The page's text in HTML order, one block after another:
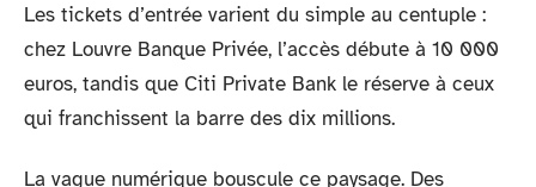
Les tickets d’entrée varient du simple au centuple :
chez Louvre Banque Privée, l’accès débute à 10 000
euros, tandis que Citi Private Bank le réserve à ceux
qui franchissent la barre des dix millions.
La vague numérique bouscule ce paysage. Des